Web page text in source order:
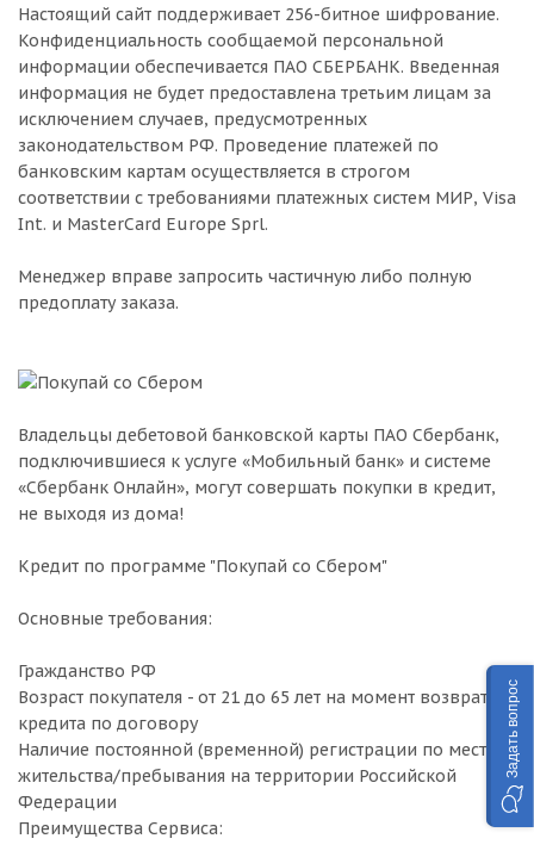
Настоящий сайт поддерживает 256-битное шифрование.
Конфиденциальность сообщаемой персональной
информации обеспечивается ПАО СБЕРБАНК. Введенная
информация не будет предоставлена третьим лицам за
исключением случаев, предусмотренных
законодательством РФ. Проведение платежей по
банковским картам осуществляется в строгом
соответствии с требованиями платежных систем МИР, Visa
Int. и MasterCard Europe Sprl.
Менеджер вправе запросить частичную либо полную
предоплату заказа.
Владельцы дебетовой банковской карты ПАО Сбербанк,
подключившиеся к услуге «Мобильный банк» и системе
«Сбербанк Онлайн», могут совершать покупки в кредит,
не выходя из дома!
Кредит по программе "Покупай со Сбером"
Основные требования:
Гражданство РФ
Возраст покупателя - от 21 до 65 лет на момент возврата
кредита по договору
Наличие постоянной (временной) регистрации по месту
жительства/пребывания на территории Российской
Федерации
Преимущества Сервиса:
Задать вопрос